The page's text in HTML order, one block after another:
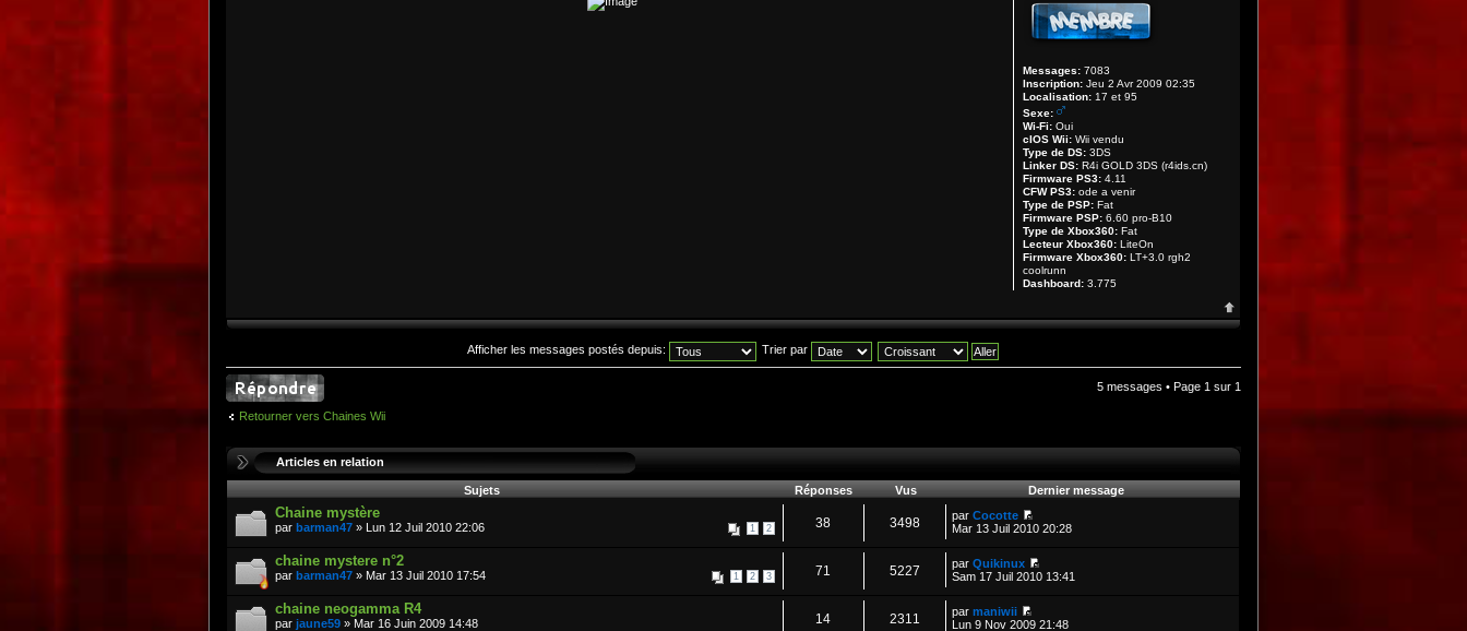
Messages: 7083
Inscription: Jeu 2 Avr 2009 02:35
Localisation: 17 et 95
Sexe:
Wi-Fi: Oui
cIOS Wii: Wii vendu
Type de DS: 3DS
Linker DS: R4i GOLD 3DS (r4ids.cn)
Firmware PS3: 4.11
CFW PS3: ode a venir
Type de PSP: Fat
Firmware PSP: 6.60 pro-B10
Type de Xbox360: Fat
Lecteur Xbox360: LiteOn
Firmware Xbox360: LT+3.0 rgh2
coolrunn
Dashboard: 3.775
Afficher les messages postés depuis: Trier par
5 messages • Page 1 sur 1
Retourner vers Chaines Wii
Articles en relation
Sujets Réponses Vus Dernier message
Chaine mystère
1 2
par barman47 » Lun 12 Juil 2010 22:06 38 3498 par Cocotte
Mar 13 Juil 2010 20:28
chaine mystere n°2
1 2 3
par barman47 » Mar 13 Juil 2010 17:54 71 5227 par Quikinux
Sam 17 Juil 2010 13:41
chaine neogamma R4
par jaune59 » Mar 16 Juin 2009 14:48 14 2311 par maniwii
Lun 9 Nov 2009 21:48